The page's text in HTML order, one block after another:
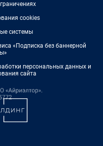
cookies
системы
«Подписка без баннерной
персональных данных и
сайта